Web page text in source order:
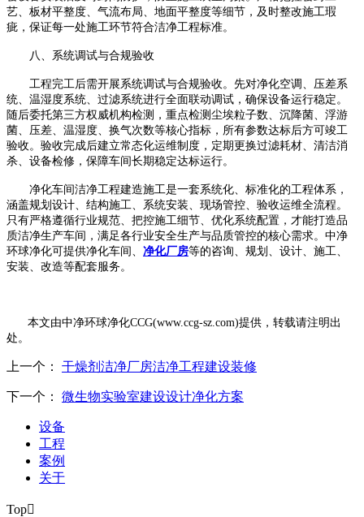
艺、板材平整度、气流布局、地面平整度等细节，及时整改施工瑕
疵，保证每一处施工环节符合洁净工程标准。
八、 系统调试与合规验收
工程完工后需开展系统调试与合规验收。先对净化空调、压差系
统、温湿度系统、过滤系统进行全面联动调试，确保设备运行稳定。
随后委托第三方权威机构检测，重点检测尘埃粒子数、沉降菌、浮游
菌、压差、温湿度、换气次数等核心指标，所有参数达标后方可竣工
验收。验收完成后建立常态化运维制度，定期更换过滤耗材、清洁消
杀、设备检修，保障车间长期稳定达标运行。
净化车间洁净工程建造施工是一套系统化、标准化的工程体系，
涵盖规划设计、结构施工、系统安装、现场管控、验收运维全流程。
只有严格遵循行业规范、把控施工细节、优化系统配置，才能打造品
质洁净生产车间，满足各行业安全生产与品质管控的核心需求。中净
环球净化可提供净化车间、 净化厂房等的咨询、规划、设计、施工、
安装、改造等配套服务。
本文由中净环球净化CCG(www.ccg-sz.com)提供，转载请注明出
处。
上一个： 干燥剂洁净厂房洁净工程建设装修
下一个： 微生物实验室建设设计净化方案
设备
工程
案例
关于
Top